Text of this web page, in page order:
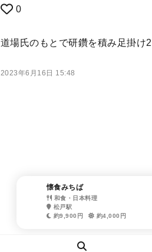
0
道場氏のもとで研鑽を積み足掛け
2023年6月16日 15:48
懐食みちば
和食・日本料理
松戸駅
約9,900円
約4,000円